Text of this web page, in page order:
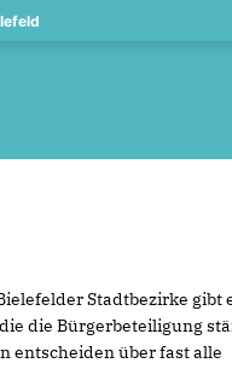
Stadtbezirke gibt
die Bürgerbeteiligung
entscheiden über fast alle